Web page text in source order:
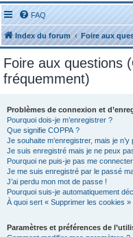
FAQ
Index du forum Foire aux
Foire aux questions
fréquemment)
Problèmes de connexion et
Pourquoi dois-je m’enregistrer ?
Que signifie COPPA ?
Je souhaite m’enregistrer, mais je
Je suis enregistré mais je ne peux
Pourquoi ne puis-je pas me
Je me suis enregistré par le passé
J’ai perdu mon mot de passe !
Pourquoi suis-je automatiquement
À quoi sert « Supprimer les cookies »
Paramètres et préférences de